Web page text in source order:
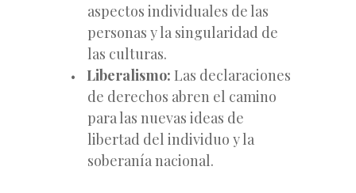
aspectos individuales de las
personas y la singularidad de
las culturas.
Liberalismo: Las declaraciones
de derechos abren el camino
para las nuevas ideas de
libertad del individuo y la
soberanía nacional.